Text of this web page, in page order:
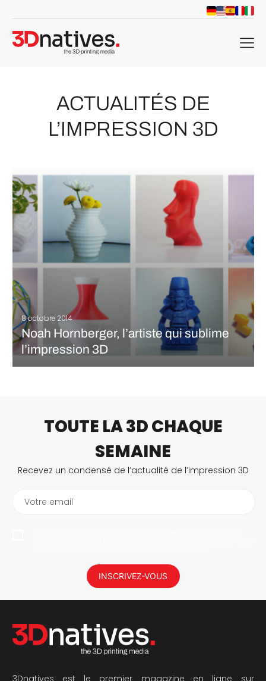
menu
ACTUALITÉS DE
L’IMPRESSION 3D
8 octobre 2014
Noah Hornberger, l’artiste qui sublime
l’impression 3D
LIRE LA SUITE
TOUTE LA 3D CHAQUE
SEMAINE
Recevez un condensé de l’actualité de l’impression 3D
Votre email
INSCRIVEZ-VOUS
3Dnatives est le premier magazine en ligne sur